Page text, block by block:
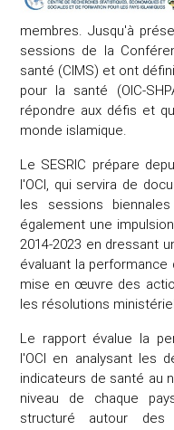
membres. Jusqu'à
sessions de la
santé (CIMS) et ont
pour la santé (OIC-
répondre aux défis et
monde islamique.
Le SESRIC prépare
l'OCI, qui servira de
les sessions
également une
2014-2023 en dressant
évaluant la performance
mise en œuvre des
les résolutions
Le rapport évalue la
l'OCI en analysant les
indicateurs de santé au
niveau de chaque
structuré autour